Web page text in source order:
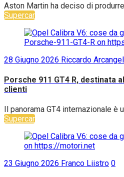
Aston Martin ha deciso di
Supercar
28 Giugno 2026 Riccardo
Porsche 911 GT4 R, destinata
clienti
Il panorama GT4 internazionale è
Supercar
23 Giugno 2026 Franco Liistro 0